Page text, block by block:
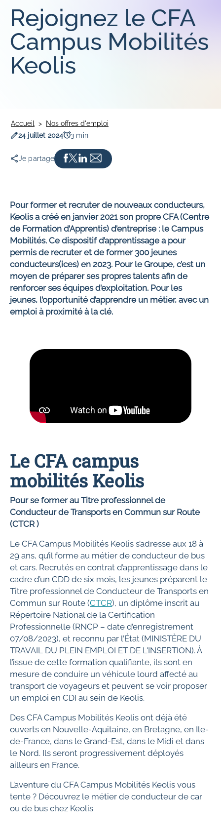
SERVICES PRIVÉS
Réguliers et occasionnels
Location d'autocar avec chauffeur
Rejoignez le CFA
Campus Mobilités
Keolis
Accueil
Nos offres d'emploi
Date de publication
24 juillet 2024 Temps de lecture
3 min
Je partage
Pour former et recruter de nouveaux conducteurs,
Keolis a créé en janvier 2021 son propre CFA (Centre
de Formation d’Apprentis) d’entreprise : le Campus
Mobilités. Ce dispositif d’apprentissage a pour
permis de recruter et de former 300 jeunes
conducteurs(ices) en 2023. Pour le Groupe, c’est un
moyen de préparer ses propres talents afin de
renforcer ses équipes d’exploitation. Pour les
jeunes, l’opportunité d’apprendre un métier, avec un
emploi à proximité à la clé.
Le CFA campus
mobilités Keolis
Pour se former au Titre professionnel de
Conducteur de Transports en Commun sur Route
(CTCR )
Le CFA Campus Mobilités Keolis s’adresse aux 18 à
29 ans, qu’il forme au métier de conducteur de bus
et cars. Recrutés en contrat d’apprentissage dans le
cadre d’un CDD de six mois, les jeunes préparent le
Titre professionnel de Conducteur de Transports en
Commun sur Route (CTCR), un diplôme inscrit au
Répertoire National de la Certification
Professionnelle (RNCP – date d’enregistrement
07/08/2023), et reconnu par l’État (MINISTÈRE DU
TRAVAIL DU PLEIN EMPLOI ET DE L'INSERTION). À
l’issue de cette formation qualifiante, ils sont en
mesure de conduire un véhicule lourd affecté au
transport de voyageurs et peuvent se voir proposer
un emploi en CDI au sein de Keolis.
Des CFA Campus Mobilités Keolis ont déjà été
ouverts en Nouvelle-Aquitaine, en Bretagne, en Ile-
de-France, dans le Grand-Est, dans le Midi et dans
le Nord. Ils seront progressivement déployés
ailleurs en France.
L’aventure du CFA Campus Mobilités Keolis vous
tente ? Découvrez le métier de conducteur de car
ou de bus chez Keolis